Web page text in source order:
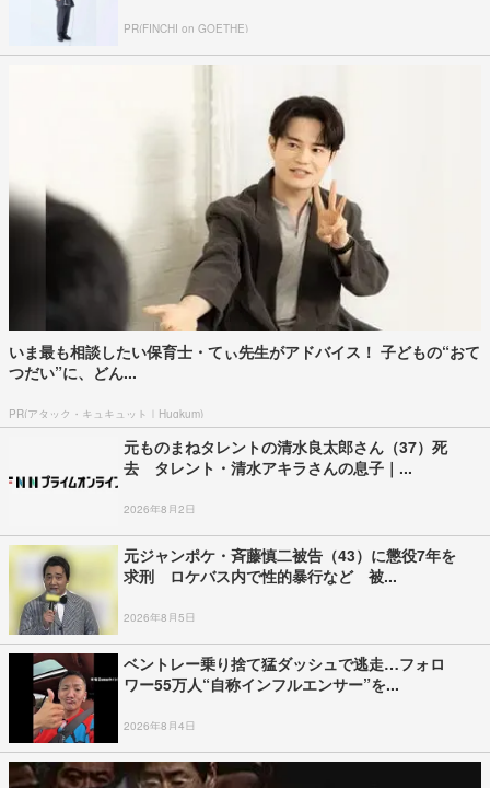
PR(FINCHI on GOETHE)
いま最も相談したい保育士・てぃ先生がアドバイス！ 子どもの“おて
つだい”に、どん...
PR(アタック・キュキュット｜Hugkum)
元ものまねタレントの清水良太郎さん（37）死
去 タレント・清水アキラさんの息子｜...
2026年8月2日
元ジャンポケ・斉藤慎二被告（43）に懲役7年を
求刑 ロケバス内で性的暴行など 被...
2026年8月5日
ベントレー乗り捨て猛ダッシュで逃走…フォロ
ワー55万人“自称インフルエンサー”を...
2026年8月4日